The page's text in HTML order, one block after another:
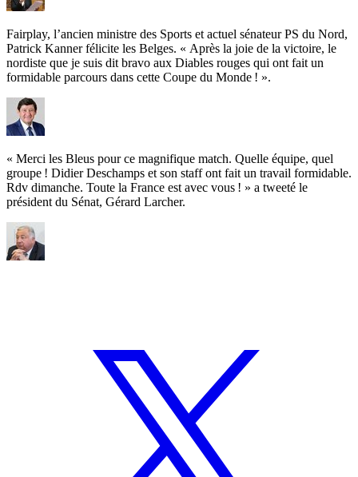
Fairplay, l’ancien ministre des Sports et actuel sénateur PS du Nord,
Patrick Kanner félicite les Belges. « Après la joie de la victoire, le
nordiste que je suis dit bravo aux Diables rouges qui ont fait un
formidable parcours dans cette Coupe du Monde ! ».
« Merci les Bleus pour ce magnifique match. Quelle équipe, quel
groupe ! Didier Deschamps et son staff ont fait un travail formidable.
Rdv dimanche. Toute la France est avec vous ! » a tweeté le
président du Sénat, Gérard Larcher.